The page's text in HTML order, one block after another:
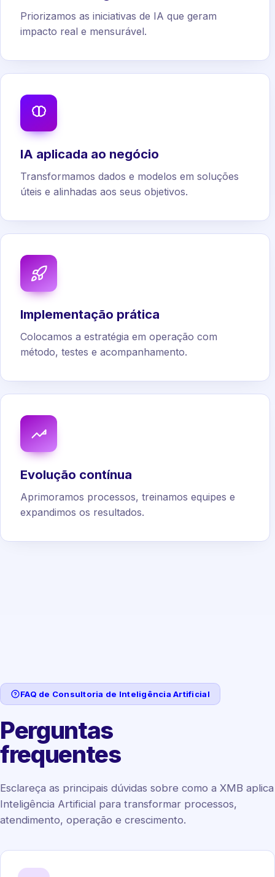
Priorizamos as iniciativas de IA que geram
impacto real e mensurável.
IA aplicada ao negócio
Transformamos dados e modelos em soluções
úteis e alinhadas aos seus objetivos.
Implementação prática
Colocamos a estratégia em operação com
método, testes e acompanhamento.
Evolução contínua
Aprimoramos processos, treinamos equipes e
expandimos os resultados.
FAQ de Consultoria de Inteligência Artificial
Perguntas
frequentes
Esclareça as principais dúvidas sobre como a XMB aplica
Inteligência Artificial para transformar processos,
atendimento, operação e crescimento.